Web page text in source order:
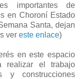
importantes de
en Choroní Estado
Santa, dejan
ver este enlace)
en este espacio
realizar el trabajo
y construcciones